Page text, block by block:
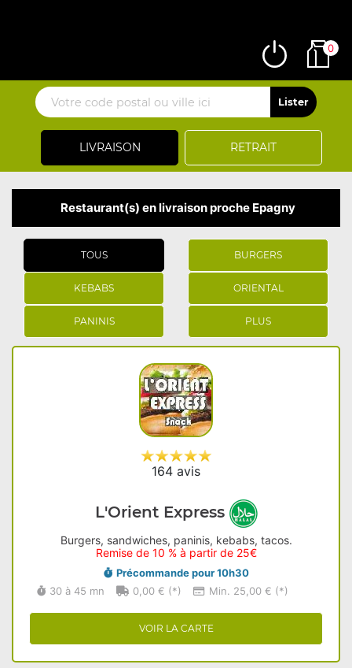
LIVRAISON RETRAIT
0
Restaurant(s) en livraison proche Epagny
TOUS BURGERS
KEBABS ORIENTAL
PANINIS PLUS
164 avis
L'Orient Express
Burgers, sandwiches, paninis, kebabs, tacos.
Remise de 10 % à partir de 25€
Précommande pour 10h30
30 à 45 mn
0,00 € (*) Min. 25,00 € (*)
VOIR LA CARTE